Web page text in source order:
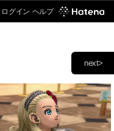
ログイン ヘルプ
next>